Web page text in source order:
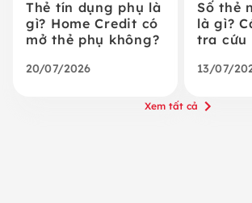
Thẻ tín dụng phụ là
gì? Home Credit có
mở thẻ phụ không?
20/07/2026
Số thẻ
là gì?
tra cứu
13/07/
Xem tất cả